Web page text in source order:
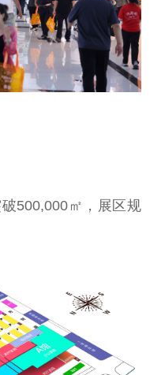
500,000㎡，展区规